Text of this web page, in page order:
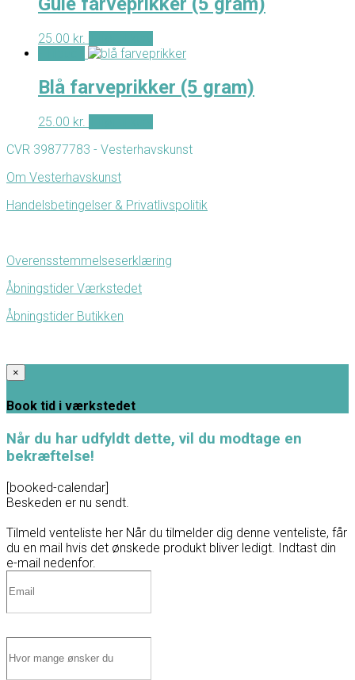
25.00 kr.
Blå farveprikker (5 gram)
25.00 kr.
CVR 39877783 - Vesterhavskunst
Om Vesterhavskunst
Handelsbetingelser & Privatlivspolitik
Overensstemmelseserklæring
Åbningstider Værkstedet
Åbningstider Butikken
×
Book tid i værkstedet
Når du har udfyldt dette, vil du modtage en
bekræftelse!
[booked-calendar]
Beskeden er nu sendt.
Tilmeld venteliste her Når du tilmelder dig denne venteliste, får
du en mail hvis det ønskede produkt bliver ledigt. Indtast din
e-mail nedenfor.